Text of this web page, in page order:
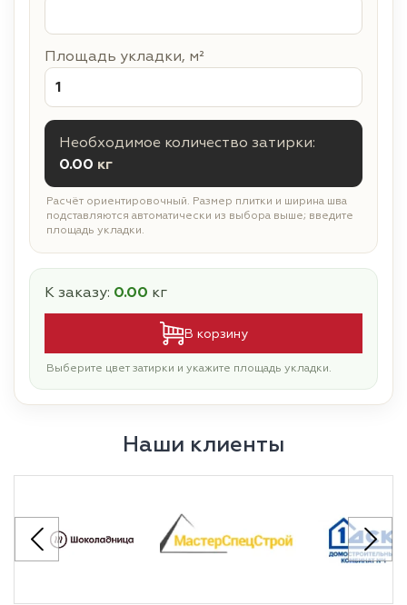
Площадь укладки, м²
Необходимое количество затирки:
0.00 кг
Расчёт ориентировочный. Размер плитки и ширина шва
подставляются автоматически из выбора выше; введите
площадь укладки.
К заказу: 0.00 кг
В корзину
Выберите цвет затирки и укажите площадь укладки.
Наши клиенты